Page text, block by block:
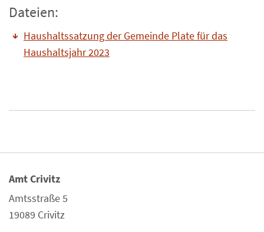
Dateien:
Haushaltssatzung der Gemeinde Plate für das
Haushaltsjahr 2023
Amt Crivitz
Amtsstraße 5
19089 Crivitz